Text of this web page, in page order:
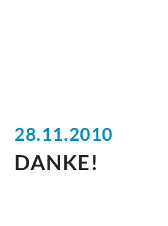
28.11.2010
DANKE!